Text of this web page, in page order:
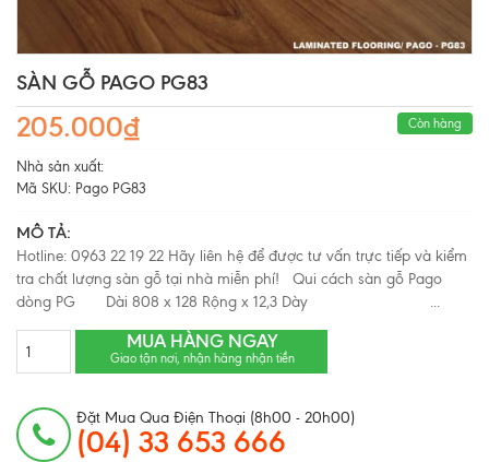
SÀN GỖ PAGO PG83
205.000₫ Còn hàng
Nhà sản xuất:
Mã SKU: Pago PG83
MÔ TẢ:
Hotline: 0963 22 19 22 Hãy liên hệ để được tư vấn trực tiếp và kiểm
tra chất lượng sàn gỗ tại nhà miễn phí! Qui cách sàn gỗ Pago
dòng PG Dài 808 x 128 Rộng x 12,3 Dày ...
MUA HÀNG NGAY
Giao tận nơi, nhận hàng nhận tiền
Đặt Mua Qua Điện Thoại (8h00 - 20h00)
(04) 33 653 666